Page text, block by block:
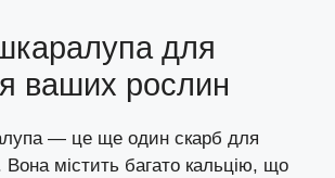
для
ваших рослин
— це ще один скарб для
Вона містить багато кальцію, що